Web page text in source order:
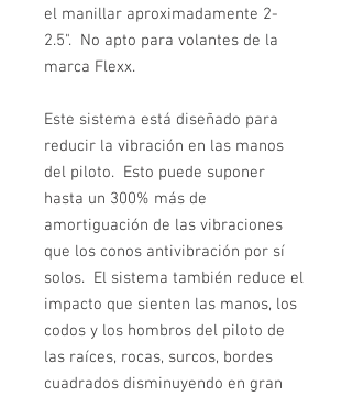
el manillar aproximadamente 2-
2.5". No apto para volantes de la
marca Flexx.
Este sistema está diseñado para
reducir la vibración en las manos
del piloto. Esto puede suponer
hasta un 300% más de
amortiguación de las vibraciones
que los conos antivibración por sí
solos. El sistema también reduce el
impacto que sienten las manos, los
codos y los hombros del piloto de
las raíces, rocas, surcos, bordes
cuadrados disminuyendo en gran